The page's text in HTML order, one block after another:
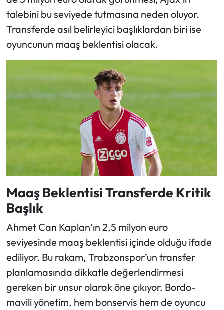
talebini bu seviyede tutmasına neden oluyor.
Transferde asıl belirleyici başlıklardan biri ise
oyuncunun maaş beklentisi olacak.
Maaş Beklentisi Transferde Kritik
Başlık
Ahmet Can Kaplan’ın 2,5 milyon euro
seviyesinde maaş beklentisi içinde olduğu ifade
ediliyor. Bu rakam, Trabzonspor’un transfer
planlamasında dikkatle değerlendirmesi
gereken bir unsur olarak öne çıkıyor. Bordo-
mavili yönetim, hem bonservis hem de oyuncu